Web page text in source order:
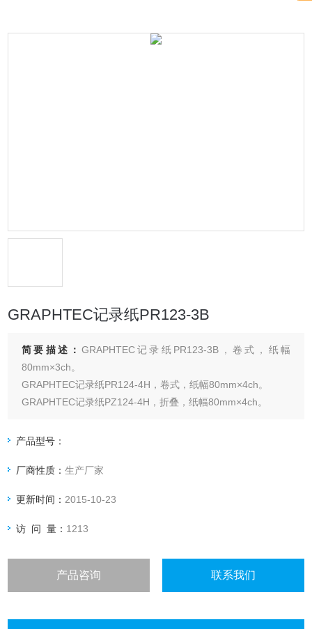
GRAPHTEC记录纸PR123-3B
简要描述：GRAPHTEC记录纸PR123-3B，卷式，纸幅
80mm×3ch。
GRAPHTEC记录纸PR124-4H，卷式，纸幅80mm×4ch。
GRAPHTEC记录纸PZ124-4H，折叠，纸幅80mm×4ch。
GRAPHTEC记录纸PZ126-6H，折叠，纸幅80mm×6ch。
产品型号：
厂商性质：生产厂家
更新时间： 2015-10-23
访 问 量： 1213
产品咨询 联系我们